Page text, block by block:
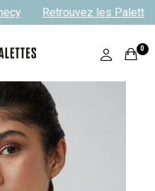
Retrouvez les
0